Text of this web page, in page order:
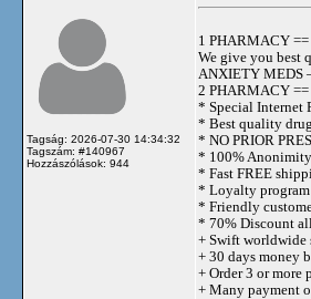
Tagság: 2026-07-30 14:34:32
Tagszám: #140967
Hozzászólások: 944
1 PHARMACY ==
We give you best
ANXIETY MEDS
2 PHARMACY ==
* Special Internet
* Best quality
* NO PRIOR
* 100%
* Fast FREE
* Loyalty program
* Friendly
* 70% Discount
+ Swift worldwide
+ 30 days money
+ Order 3 or more
+ Many payment